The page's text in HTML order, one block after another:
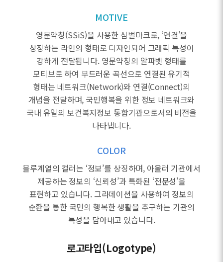
MOTIVE
영문약칭(SSiS)을 사용한 심벌마크로, ‘연결’을
상징하는 라인의 형태로 디자인되어 그래픽 특성이
강하게 전달됩니다. 영문약칭의 알파벳 형태를
모티브로 하여 부드러운 곡선으로 연결된 유기적
형태는 네트워크(Network)와 연결(Connect)의
개념을 전달하며, 국민행복을 위한 정보 네트워크와
국내 유일의 보건복지정보 통합기관으로서의 비전을
나타냅니다.
COLOR
블루계열의 컬러는 ‘정보’를 상징하며, 아울러 기관에서
제공하는 정보의 ‘신뢰성’과 특화된 ‘전문성’을
표현하고 있습니다. 그라데이션을 사용하여 정보의
순환을 통한 국민의 행복한 생활을 추구하는 기관의
특성을 담아내고 있습니다.
로고타입(Logotype)